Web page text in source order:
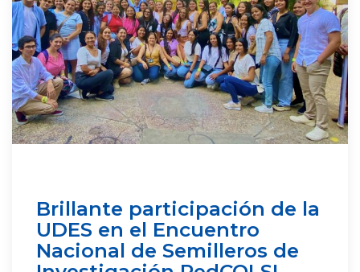
Brillante participación de la
UDES en el Encuentro
Nacional de Semilleros de